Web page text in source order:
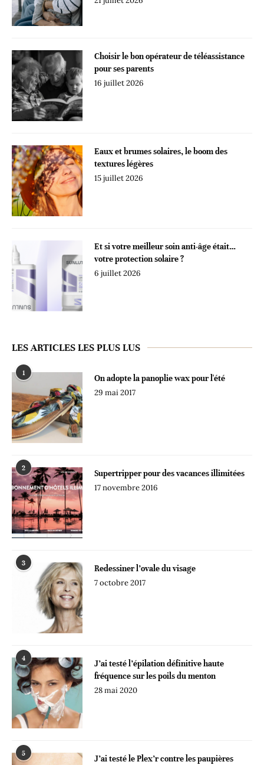
Choisir le bon opérateur de téléassistance
pour ses parents
16 juillet 2026
Eaux et brumes solaires, le boom des
textures légères
15 juillet 2026
Et si votre meilleur soin anti-âge était…
votre protection solaire ?
6 juillet 2026
LES ARTICLES LES PLUS LUS
1
On adopte la panoplie wax pour l'été
29 mai 2017
2
Supertripper pour des vacances illimitées
17 novembre 2016
3
Redessiner l’ovale du visage
7 octobre 2017
4
J’ai testé l’épilation définitive haute
fréquence sur les poils du menton
28 mai 2020
5
J’ai testé le Plex’r contre les paupières